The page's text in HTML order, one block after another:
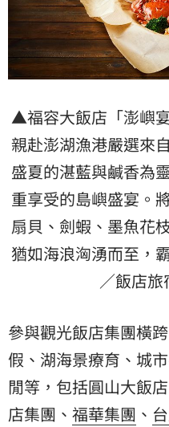
▲福容大飯店「澎嶼
親赴澎湖漁港嚴選來
盛夏的湛藍與鹹香為
重享受的島嶼盛宴。
扇貝、劍蝦、墨魚花
猶如海浪洶湧而至，
／飯店旅
參與觀光飯店集團橫
假、湖海景療育、城
閒等，包括圓山大飯
店集團 、 福華集團 、